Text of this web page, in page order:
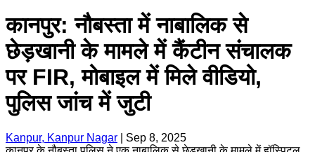
कानपुर: नौबस्ता में नाबालिक से
छेड़खानी के मामले में कैंटीन संचालक
पर FIR, मोबाइल में मिले वीडियो,
पुलिस जांच में जुटी
Kanpur, Kanpur Nagar
Sep 8, 2025